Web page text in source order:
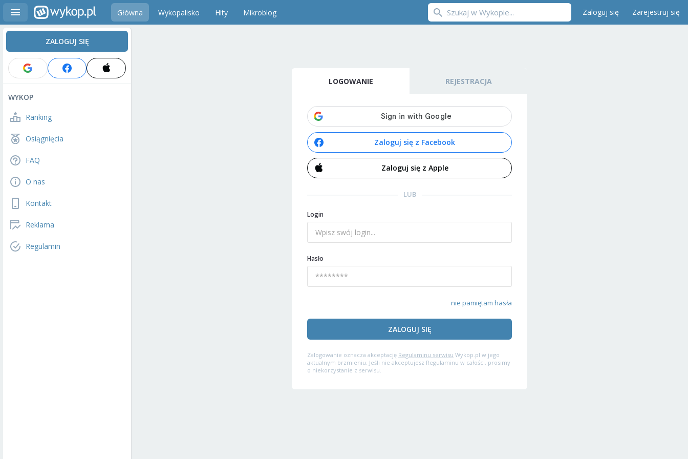
Główna Wykopalisko Hity Mikroblog Zaloguj się Zarejestruj się
ZALOGUJ SIĘ
WYKOP
Ranking
Osiągnięcia
FAQ
O nas
Kontakt
Reklama
Regulamin
LOGOWANIE REJESTRACJA
Zaloguj się z Facebook
Zaloguj się z Apple
LUB
Login
Hasło
nie pamiętam hasła
ZALOGUJ SIĘ
Zalogowanie oznacza akceptację Regulaminu serwisu Wykop.pl w jego
aktualnym brzmieniu. Jeśli nie akceptujesz Regulaminu w całości, prosimy
o niekorzystanie z serwisu.